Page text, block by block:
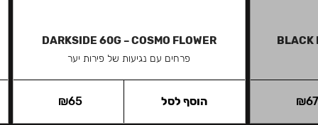
BLACK
₪
DARKSIDE 60G – COSMO FLOWER
פרחים עם נגיעות של פירות יער
₪65 הוסף לסל